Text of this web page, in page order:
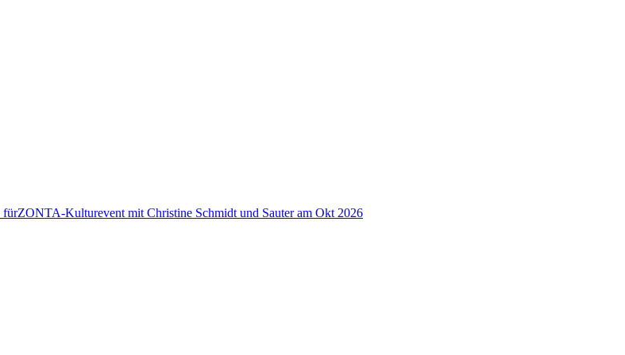
fürZONTA-Kulturevent mit Christine Schmidt und Sauter am Okt 2026